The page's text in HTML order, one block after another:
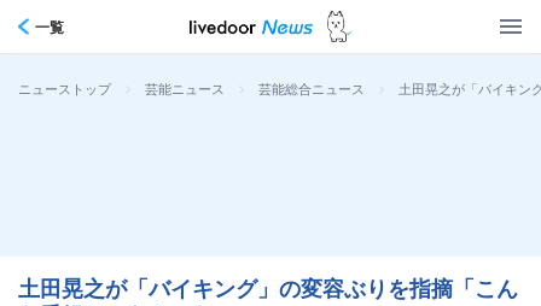
一覧
ニューストップ > 芸能ニュース > 芸能総合ニュース > 土田晃之が「バイキン
土田晃之が「バイキング」の変容ぶりを指摘「こん